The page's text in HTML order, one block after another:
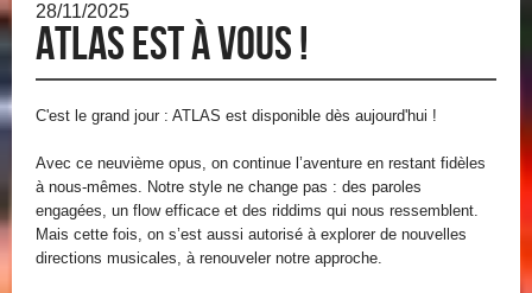
28/11/2025
Atlas est à vous !
C'est le grand jour : ATLAS est disponible dès aujourd'hui !
Avec ce neuvième opus, on continue l’aventure en restant fidèles
à nous-mêmes. Notre style ne change pas : des paroles
engagées, un flow efficace et des riddims qui nous ressemblent.
Mais cette fois, on s’est aussi autorisé à explorer de nouvelles
directions musicales, à renouveler notre approche.